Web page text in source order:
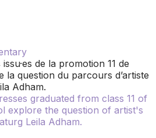
de la promotion 11 de
la question du parcours d’artiste
Adham.
graduated from class 11 of
explore the question of artist's
Leila Adham.